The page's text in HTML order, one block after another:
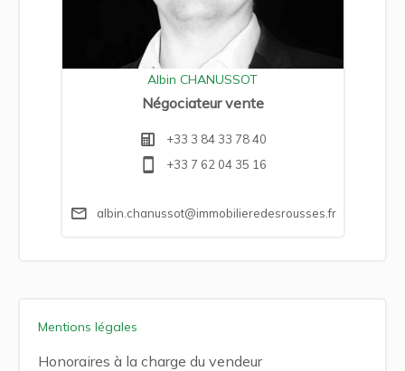
Albin CHANUSSOT
Négociateur vente
+33 3 84 33 78 40
+33 7 62 04 35 16
albin.chanussot@immobilieredesrousses.fr
Mentions légales
Honoraires à la charge du vendeur